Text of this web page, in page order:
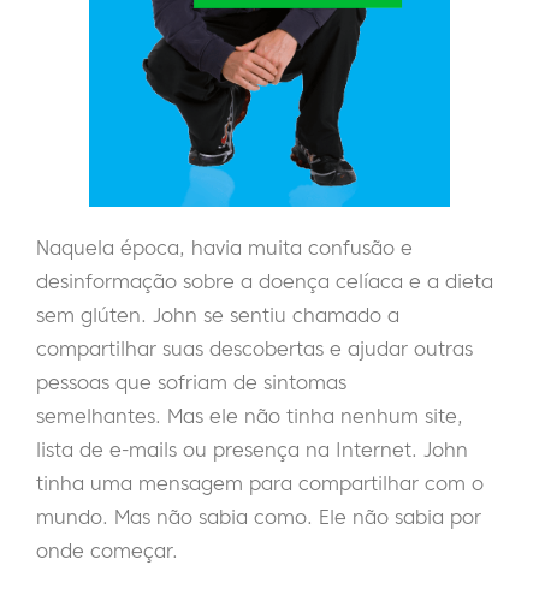
Naquela época, havia muita confusão e
desinformação sobre a doença celíaca e a dieta
sem glúten. John se sentiu chamado a
compartilhar suas descobertas e ajudar outras
pessoas que sofriam de sintomas
semelhantes. Mas ele não tinha nenhum site,
lista de e-mails ou presença na Internet. John
tinha uma mensagem para compartilhar com o
mundo. Mas não sabia como. Ele não sabia por
onde começar.